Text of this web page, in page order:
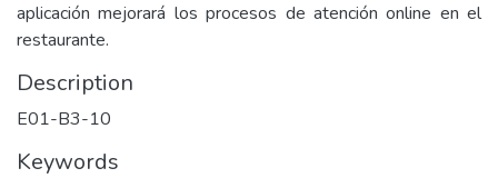
aplicación mejorará los procesos de atención online en el
restaurante.
Description
E01-B3-10
Keywords